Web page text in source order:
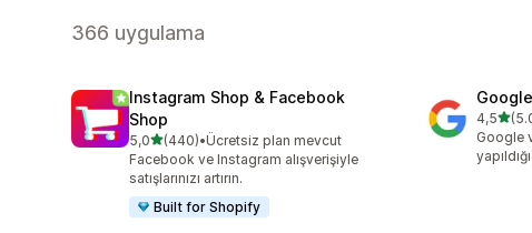
366 uygulama
Instagram Shop & Facebook
Shop
5,05 yıldız üzerinden
(440)
toplam 440 değerlendirme
•Ücretsiz plan mevcut
Facebook ve Instagram alışverişiyle
satışlarınızı artırın.
Built for Shopify
4,55
toplam
Google